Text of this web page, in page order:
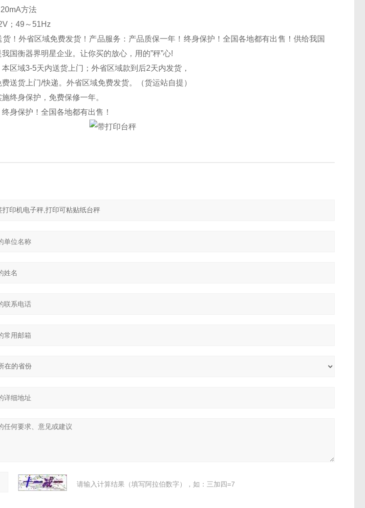
方法
；49～51Hz
！外省区域免费发货！产品服务：产品质保一年！终身保护！全国各地都有出售！供给我国
国衡器界明星企业。让你买的放心，用的”秤”心!
区域3-5天内送货上门；外省区域款到后2天内发货，
送货上门/快递。外省区域免费发货。（货运站自提）
终身保护，免费保修一年。
身保护！全国各地都有出售！
请输入计算结果（填写阿拉伯数字），如：三加四=7